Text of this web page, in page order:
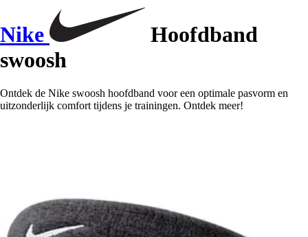
Nike
Hoofdband
swoosh
Ontdek de Nike swoosh hoofdband voor een optimale pasvorm en
uitzonderlijk comfort tijdens je trainingen. Ontdek meer!